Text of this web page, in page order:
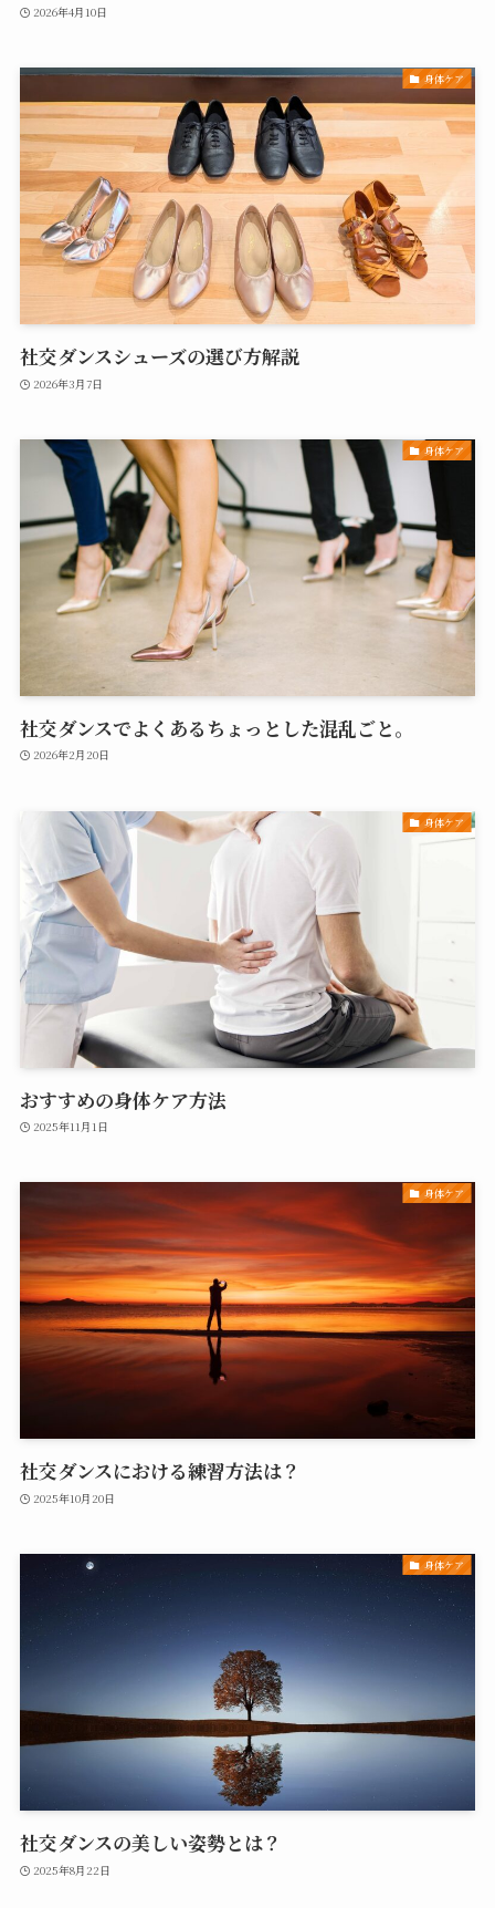
2026年4月10日
身体ケア
社交ダンスシューズの選び方解説
2026年3月7日
身体ケア
社交ダンスでよくあるちょっとした混乱ごと。
2026年2月20日
身体ケア
おすすめの身体ケア方法
2025年11月1日
身体ケア
社交ダンスにおける練習方法は？
2025年10月20日
身体ケア
社交ダンスの美しい姿勢とは？
2025年8月22日